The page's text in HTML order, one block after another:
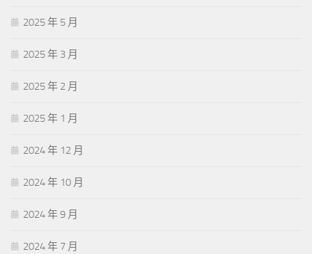
2025 年 5 月
2025 年 3 月
2025 年 2 月
2025 年 1 月
2024 年 12 月
2024 年 10 月
2024 年 9 月
2024 年 7 月